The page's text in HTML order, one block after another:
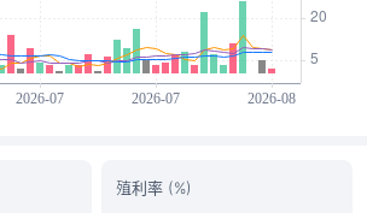
殖利率 (%)